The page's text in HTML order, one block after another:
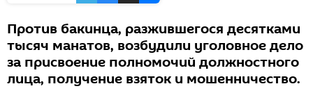
Против бакинца, разжившегося десятками
тысяч манатов, возбудили уголовное дело
за присвоение полномочий должностного
лица, получение взяток и мошенничество.